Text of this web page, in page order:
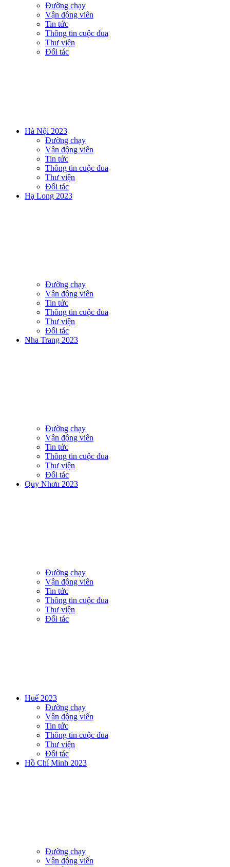
Đường chạy
Vận động viên
Tin tức
Thông tin cuộc đua
Thư viện
Đối tác
Hà Nội 2023
Đường chạy
Vận động viên
Tin tức
Thông tin cuộc đua
Thư viện
Đối tác
Hạ Long 2023
Đường chạy
Vận động viên
Tin tức
Thông tin cuộc đua
Thư viện
Đối tác
Nha Trang 2023
Đường chạy
Vận động viên
Tin tức
Thông tin cuộc đua
Thư viện
Đối tác
Quy Nhơn 2023
Đường chạy
Vận động viên
Tin tức
Thông tin cuộc đua
Thư viện
Đối tác
Huế 2023
Đường chạy
Vận động viên
Tin tức
Thông tin cuộc đua
Thư viện
Đối tác
Hồ Chí Minh 2023
Đường chạy
Vận động viên